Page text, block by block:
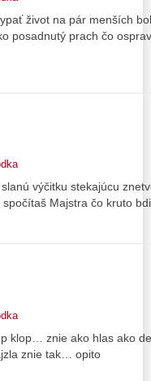
život na pár menších
posadnutý prach čo
výčitku stekajúcu
Majstra čo kruto
klop… znie ako hlas ako
znie tak… opito